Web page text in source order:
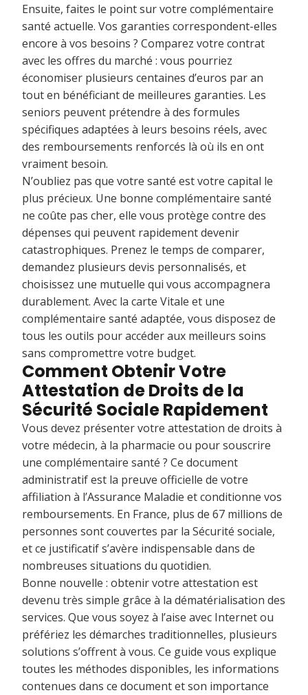
Ensuite, faites le point sur votre complémentaire
santé actuelle. Vos garanties correspondent-elles
encore à vos besoins ? Comparez votre contrat
avec les offres du marché : vous pourriez
économiser plusieurs centaines d’euros par an
tout en bénéficiant de meilleures garanties. Les
seniors peuvent prétendre à des formules
spécifiques adaptées à leurs besoins réels, avec
des remboursements renforcés là où ils en ont
vraiment besoin.
N’oubliez pas que votre santé est votre capital le
plus précieux. Une bonne complémentaire santé
ne coûte pas cher, elle vous protège contre des
dépenses qui peuvent rapidement devenir
catastrophiques. Prenez le temps de comparer,
demandez plusieurs devis personnalisés, et
choisissez une mutuelle qui vous accompagnera
durablement. Avec la carte Vitale et une
complémentaire santé adaptée, vous disposez de
tous les outils pour accéder aux meilleurs soins
sans compromettre votre budget.
Comment Obtenir Votre
Attestation de Droits de la
Sécurité Sociale Rapidement
Vous devez présenter votre attestation de droits à
votre médecin, à la pharmacie ou pour souscrire
une complémentaire santé ? Ce document
administratif est la preuve officielle de votre
affiliation à l’Assurance Maladie et conditionne vos
remboursements. En France, plus de 67 millions de
personnes sont couvertes par la Sécurité sociale,
et ce justificatif s’avère indispensable dans de
nombreuses situations du quotidien.
Bonne nouvelle : obtenir votre attestation est
devenu très simple grâce à la dématérialisation des
services. Que vous soyez à l’aise avec Internet ou
préfériez les démarches traditionnelles, plusieurs
solutions s’offrent à vous. Ce guide vous explique
toutes les méthodes disponibles, les informations
contenues dans ce document et son importance